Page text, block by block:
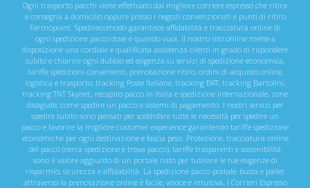
Ogni trasporto pacchi viene effettuato dal migliore corriere espresso che ritira
e consegna a domicilio oppure presso i negozi convenzionati e punti di ritiro
Fermopoint. Spedirecomodo garantisce affidabilità e tracciatura online di
ogni spedizione pacco dove e quando vuoi. Il nostro sito online mette a
disposizione una cordiale e qualificata assistenza clienti in grado di rispondere
subito e chiarire ogni dubbio ed esigenza su servizi di spedizione economica,
tariffe spedizioni convenienti, prenotazione ritiro, ordini di acquisto online,
logistica e trasporto, tracking Poste Italiane, tracking BRT, tracking Bartolini,
tracking TNT Skynet,, recapito pacco in Italia e spedizione internazionale, zone
disagiate, come spedire un pacco e sistemi di pagamento. I nostri servizi per
spedire subito sono pensati per soddisfare tutte le necessità per spedire un
pacco e favorire la migliore customer experience garantendo tariffe spedizione
economiche per ogni destinazione e fascia peso. Protezione, tracciatura online
del pacco (cerca spedizione e trova pacco), tariffe trasparenti e sostenibilità
sono il valore aggiunto di un portale nato per tutelare le tue esigenze di
risparmio, sicurezza e affidabilità. La spedizione pacco postale, busta e pallet
attraverso la prenotazione online è facile, veloce e intuitiva. I Corrieri Espresso